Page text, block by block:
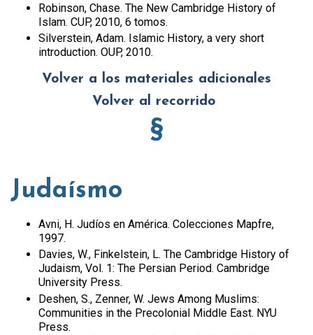
Robinson, Chase. The New Cambridge History of
Islam. CUP, 2010, 6 tomos.
Silverstein, Adam. Islamic History, a very short
introduction. OUP, 2010.
Volver a los materiales adicionales
Volver al recorrido
§
Judaísmo
Avni, H. Judíos en América. Colecciones Mapfre,
1997.
Davies, W., Finkelstein, L. The Cambridge History of
Judaism, Vol. 1: The Persian Period. Cambridge
University Press.
Deshen, S., Zenner, W. Jews Among Muslims:
Communities in the Precolonial Middle East. NYU
Press.